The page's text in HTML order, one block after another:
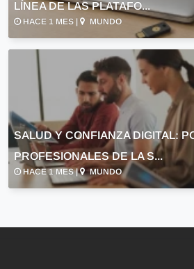
LÍNEA DE LAS PLATAFO...
HACE 1 MES | MUNDO
SALUD Y CONFIANZA DIGITAL:
PROFESIONALES DE LA S...
HACE 1 MES | MUNDO